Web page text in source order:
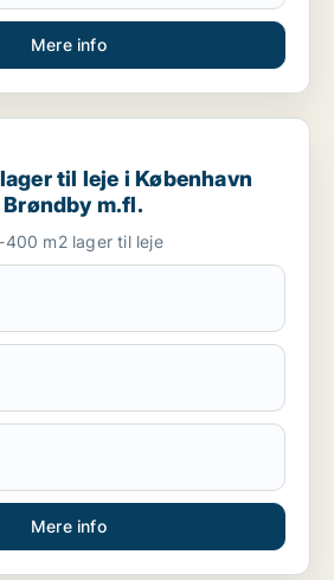
Mere info
til leje i København SV, Valby eller
til leje i København
Brøndby m.fl.
m2 lager til leje
Mere info